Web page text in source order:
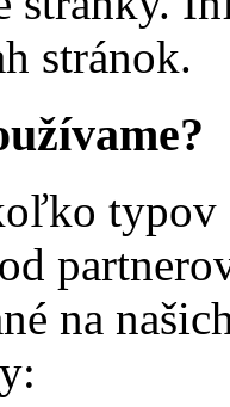
stránok.
typov
na